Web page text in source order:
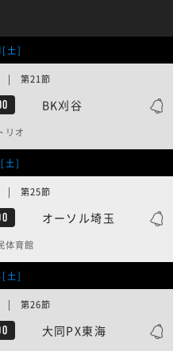
[土]
BK刈谷
| 第21節
リオ
[土]
オーソル埼玉
| 第25節
体育館
[土]
大同PX東海
| 第26節